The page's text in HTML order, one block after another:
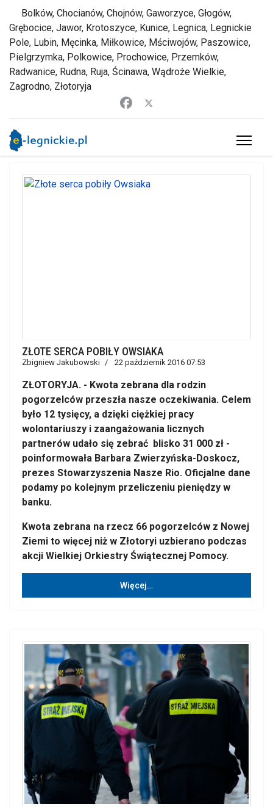
Bolków, Chocianów, Chojnów, Gaworzyce, Głogów,
Grębocice, Jawor, Krotoszyce, Kunice, Legnica, Legnickie
Pole, Lubin, Męcinka, Miłkowice, Mściwojów, Paszowice,
Pielgrzymka, Polkowice, Prochowice, Przemków,
Radwanice, Rudna, Ruja, Ścinawa, Wądroże Wielkie,
Zagrodno, Złotoryja
ZŁOTE SERCA POBIŁY OWSIAKA
Zbigniew Jakubowski 22 październik 2016 07:53
ZŁOTORYJA. - Kwota zebrana dla rodzin
pogorzelców przeszła nasze oczekiwania. Celem
było 12 tysięcy, a dzięki ciężkiej pracy
wolontariuszy i zaangażowania licznych
partnerów udało się zebrać blisko 31 000 zł -
poinformowała Barbara Zwierzyńska-Doskocz,
prezes Stowarzyszenia Nasze Rio. Oficjalne dane
podamy po kolejnym przeliczeniu pieniędzy w
banku.
Kwota zebrana na rzecz 66 pogorzelców z Nowej
Ziemi to więcej niż w Złotoryi uzbierano podczas
akcji Wielkiej Orkiestry Świątecznej Pomocy.
Więcej…